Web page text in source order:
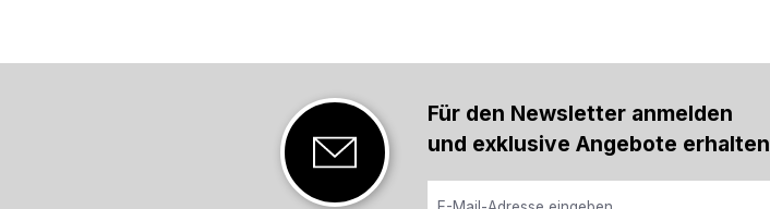
Für den Newsletter anmelden
und exklusive Angebote erhalten